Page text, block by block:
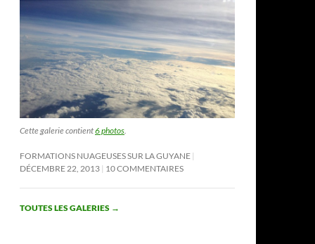
Cette galerie contient6 photos.
FORMATIONS NUAGEUSES SUR LA GUYANE
DÉCEMBRE 22, 2013 10 COMMENTAIRES
TOUTES LES GALERIES →